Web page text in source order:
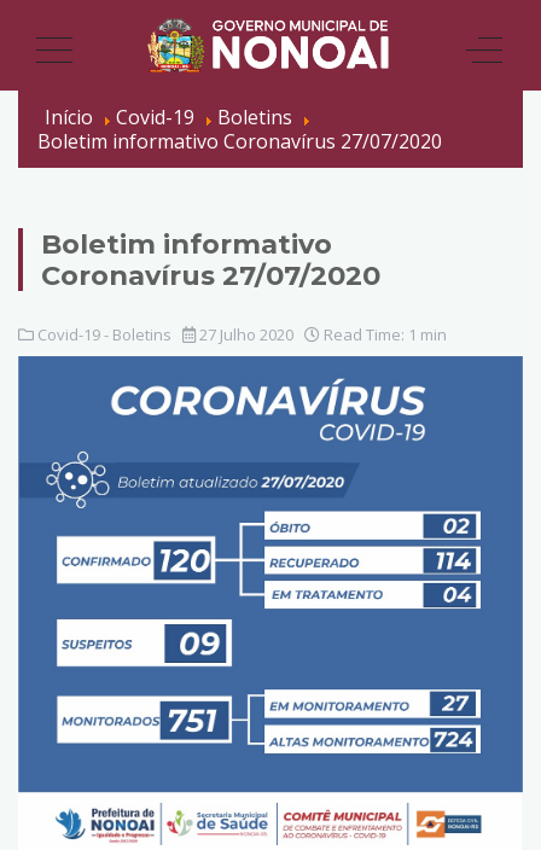
Início Covid-19
Boletins
Boletim informativo Coronavírus 27/07/2020
Boletim informativo
Coronavírus 27/07/2020
Covid-19 - Boletins 27 Julho 2020 Read Time: 1 min